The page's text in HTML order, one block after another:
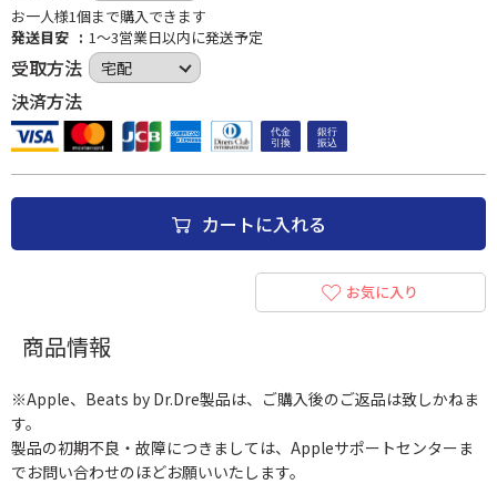
お一人様1個まで購入できます
発送目安
1～3営業日以内に発送予定
受取方法
決済方法
カートに入れる
お気に入り
商品情報
※Apple、Beats by Dr.Dre製品は、ご購入後のご返品は致しかねま
す。
製品の初期不良・故障につきましては、Appleサポートセンターま
でお問い合わせのほどお願いいたします。